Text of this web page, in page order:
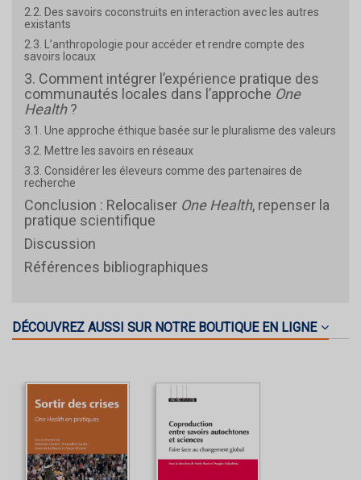
2.2. Des savoirs coconstruits en interaction avec les autres
existants
2.3. L’anthropologie pour accéder et rendre compte des
savoirs locaux
3. Comment intégrer l’expérience pratique des
communautés locales dans l’approche One
Health?
3.1. Une approche éthique basée sur le pluralisme des valeurs
3.2. Mettre les savoirs en réseaux
3.3. Considérer les éleveurs comme des partenaires de
recherche
Conclusion : Relocaliser One Health, repenser la
pratique scientifique
Discussion
Références bibliographiques
DÉCOUVREZ AUSSI SUR NOTRE BOUTIQUE EN LIGNE